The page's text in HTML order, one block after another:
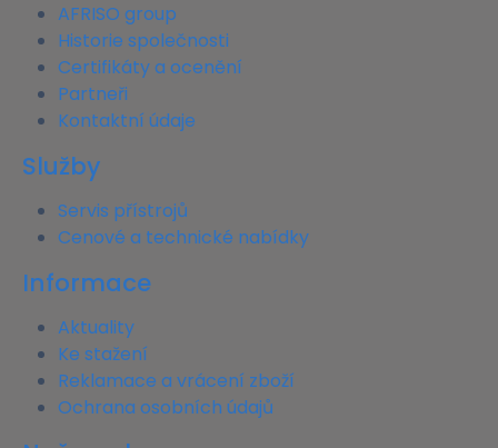
AFRISO group
Historie společnosti
Certifikáty a ocenění
Partneři
Kontaktní údaje
Služby
Servis přístrojů
Cenové a technické nabídky
Informace
Aktuality
Ke stažení
Reklamace a vrácení zboží
Ochrana osobních údajů